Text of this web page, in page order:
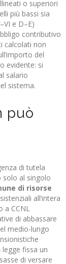
o superiori
più bassi sia
e D–E)
contributivo
calcolati non
del
evidente: si
salario
sistema.
può
di tutela
solo al singolo
di risorse
all’intera
a CCNL
di abbassare
medio-lungo
fissa un
di versare